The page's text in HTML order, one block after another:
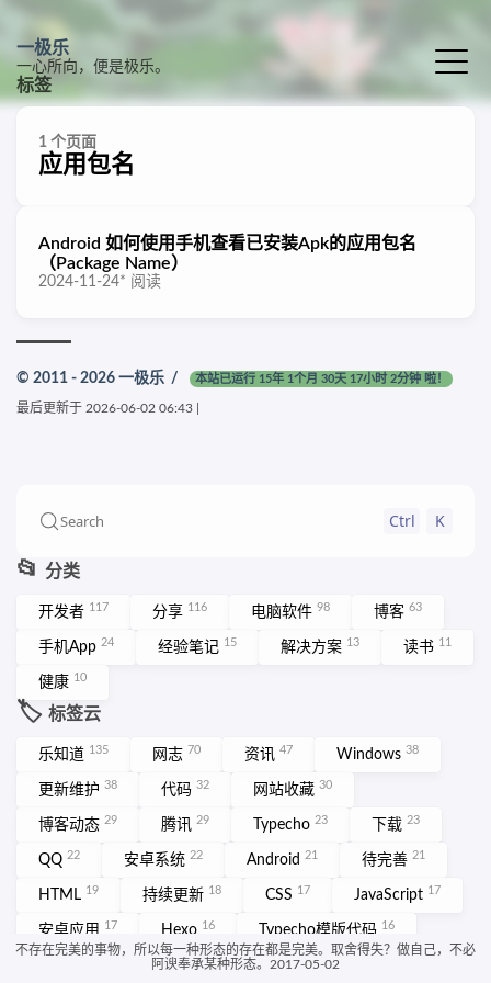
一极乐
一心所向，便是极乐。
Search Ctrl K
📂 分类
开发者 117 分享 116 电脑软件 98 博客 63
手机App 24 经验笔记 15 解决方案 13 读书 11
健康 10
🏷️ 标签云
乐知道 135 网志 70 资讯 47 Windows 38
更新维护 38 代码 32 网站收藏 30
博客动态 29 腾讯 29 Typecho 23 下载 23
QQ 22 安卓系统 22 Android 21 待完善 21
HTML 19 持续更新 18 CSS 17 JavaScript 17
安卓应用 17 Hexo 16 Typecho模版代码 16
More ➡️
标签
1 个页面
应用包名
Android 如何使用手机查看已安装Apk的应用包名
（Package Name）
2024-11-24* 阅读
© 2011 - 2026 一极乐 / 本站已运行 15年 1个月 30天 17小时 2分钟 啦！
最后更新于 2026-06-02 06:43
不存在完美的事物，所以每一种形态的存在都是完美。取舍得失？做自己，不必
阿谀奉承某种形态。2017-05-02